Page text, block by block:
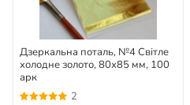
Дзеркальна поталь, №4 Світле
холодне золото, 80х85 мм, 100
арк
2